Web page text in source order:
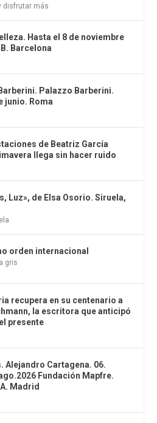
disfrutar más
Hasta el 8 de noviembre
Barcelona
Palazzo Barberini.
junio. Roma
de Beatriz García
llega sin hacer ruido
Luz», de Elsa Osorio. Siruela,
orden internacional
gris
recupera en su centenario a
la escritora que anticipó
presente
Alejandro Cartagena. 06.
Fundación Mapfre.
Madrid